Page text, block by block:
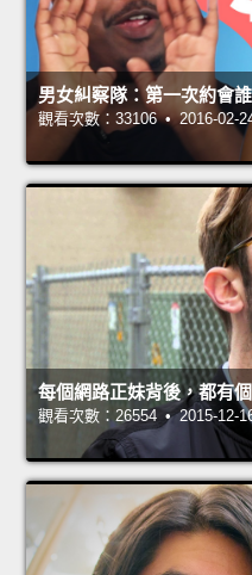
男女糾察隊：第一次約會
觀看次數：33106 • 2016-02-
每個網路正妹背後，都有
觀看次數：26554 • 2015-12-